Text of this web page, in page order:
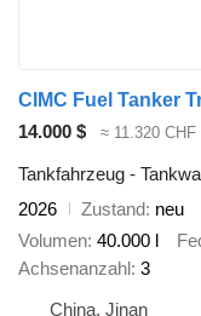
CIMC Fuel Tanker
14.000 $
≈ 11.320 CHF
Tankfahrzeug -
2026
Zustand neu
Volumen 40.000 l
Achsenanzahl 3
China, Jinan